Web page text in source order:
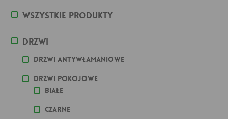
Wszystkie produkty
Drzwi
Drzwi antywłamaniowe
Drzwi pokojowe
Białe
Czarne